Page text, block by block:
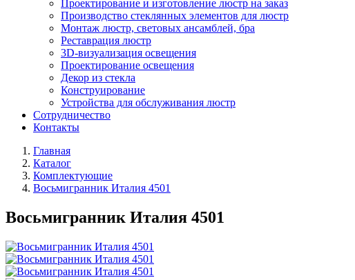
Проектирование и изготовление люстр на заказ
Производство стеклянных элементов для люстр
Монтаж люстр, световых ансамблей, бра
Реставрация люстр
3D-визуализация освещения
Проектирование освещения
Декор из стекла
Конструирование
Устройства для обслуживания люстр
Сотрудничество
Контакты
Главная
Каталог
Комплектующие
Восьмигранник Италия 4501
Восьмигранник Италия 4501